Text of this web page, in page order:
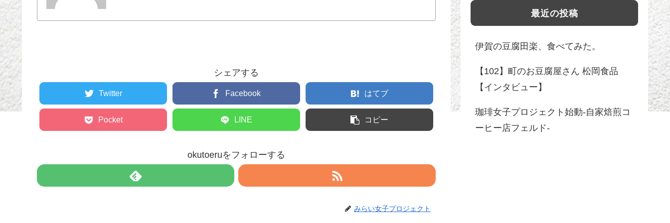
シェアする
Twitter Facebook はてブ
Pocket LINE コピー
okutoeruをフォローする
みらい女子プロジェクト
最近の投稿
伊賀の豆腐田楽、食べてみた。
【102】町のお豆腐屋さん 松岡食品
【インタビュー】
珈琲女子プロジェクト始動-自家焙煎コ
ーヒー店フェルド-